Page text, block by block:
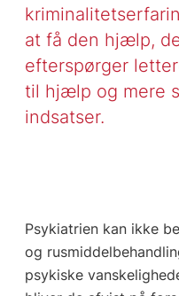
at få den hjælp,
efterspørger
til hjælp og mere
indsatser.
Psykiatrien kan ikke
og
psykiske